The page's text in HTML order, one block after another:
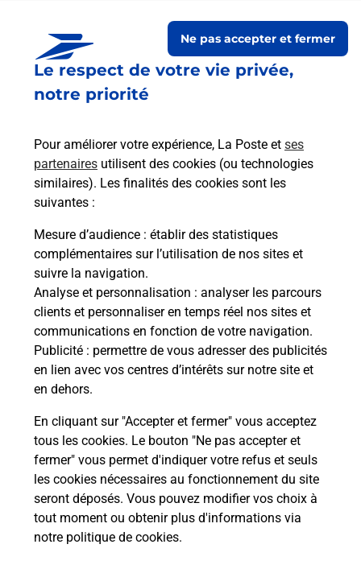
Le respect de votre vie privée,
notre priorité
Pour améliorer votre expérience, La Poste et ses
partenaires utilisent des cookies (ou technologies
similaires). Les finalités des cookies sont les
suivantes :
Mesure d’audience : établir des statistiques
complémentaires sur l’utilisation de nos sites et
suivre la navigation.
Analyse et personnalisation : analyser les parcours
clients et personnaliser en temps réel nos sites et
communications en fonction de votre navigation.
Publicité : permettre de vous adresser des publicités
en lien avec vos centres d’intérêts sur notre site et
en dehors.
En cliquant sur "Accepter et fermer" vous acceptez
tous les cookies. Le bouton "Ne pas accepter et
fermer" vous permet d'indiquer votre refus et seuls
les cookies nécessaires au fonctionnement du site
seront déposés. Vous pouvez modifier vos choix à
tout moment ou obtenir plus d'informations via
notre politique de cookies.
Ne pas accepter et fermer
Boîte aux lettres La Poste
Prochaine collecte du courrier vendredi
08h30
02210 Muret Et Crouttes
Le lien s'ouvre dans un nouvel onglet
Boîte aux lettres La Poste
Prochaine collecte du courriervendredià
08h30
2 Rue Des Fontinettes
02210 Muret Et Crouttes
Le lien s'ouvre dans un nouvel onglet
Localiser Liste Boîtes aux lettres Aisne Muret Et Crouttes